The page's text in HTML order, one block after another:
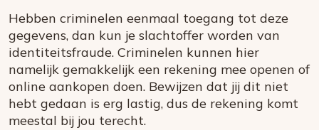
Hebben criminelen eenmaal toegang tot deze
gegevens, dan kun je slachtoffer worden van
identiteitsfraude. Criminelen kunnen hier
namelijk gemakkelijk een rekening mee openen of
online aankopen doen. Bewijzen dat jij dit niet
hebt gedaan is erg lastig, dus de rekening komt
meestal bij jou terecht.